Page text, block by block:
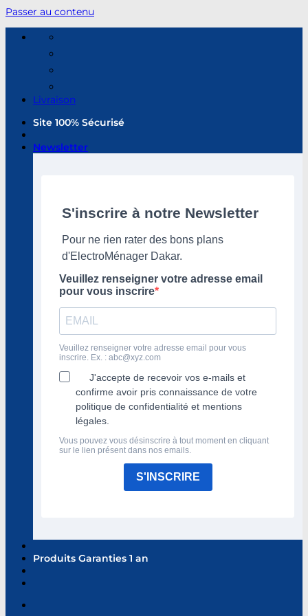
Passer au contenu
Livraison
Site 100% Sécurisé
Newsletter
S'inscrire à notre Newsletter
Pour ne rien rater des bons plans
d'ElectroMénager Dakar.
Veuillez renseigner votre adresse email
pour vous inscrire
Veuillez renseigner votre adresse email pour vous
inscrire. Ex. : abc@xyz.com
J'accepte de recevoir vos e-mails et
confirme avoir pris connaissance de votre
politique de confidentialité et mentions
légales.
Vous pouvez vous désinscrire à tout moment en cliquant
sur le lien présent dans nos emails.
S'INSCRIRE
Produits Garanties 1 an